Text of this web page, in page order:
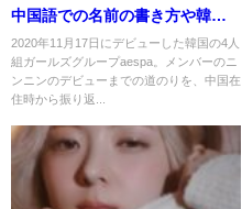
中国語での名前の書き方や韓国
語がどれくらい喋れるのかを調
査！
2020年11月17日にデビューした韓国の4人
組ガールズグループaespa。メンバーのニ
ンニンのデビューまでの道のりを、中国在
住時から振り返...